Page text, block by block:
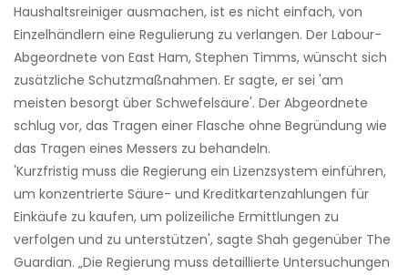
Haushaltsreiniger ausmachen, ist es nicht einfach, von
Einzelhändlern eine Regulierung zu verlangen. Der Labour-
Abgeordnete von East Ham, Stephen Timms, wünscht sich
zusätzliche Schutzmaßnahmen. Er sagte, er sei 'am
meisten besorgt über Schwefelsäure'. Der Abgeordnete
schlug vor, das Tragen einer Flasche ohne Begründung wie
das Tragen eines Messers zu behandeln.
'Kurzfristig muss die Regierung ein Lizenzsystem einführen,
um konzentrierte Säure- und Kreditkartenzahlungen für
Einkäufe zu kaufen, um polizeiliche Ermittlungen zu
verfolgen und zu unterstützen', sagte Shah gegenüber The
Guardian. „Die Regierung muss detaillierte Untersuchungen